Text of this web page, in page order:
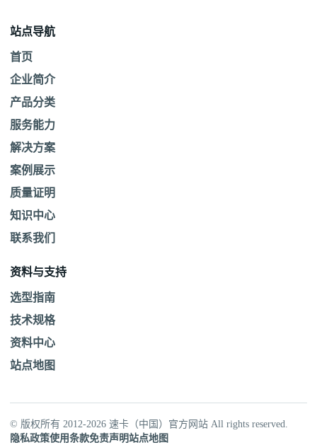
站点导航
首页
企业简介
产品分类
服务能力
解决方案
案例展示
质量证明
知识中心
联系我们
资料与支持
选型指南
技术规格
资料中心
站点地图
© 版权所有 2012-2026 速卡（中国）官方网站 All rights reserved.
隐私政策使用条款免责声明站点地图